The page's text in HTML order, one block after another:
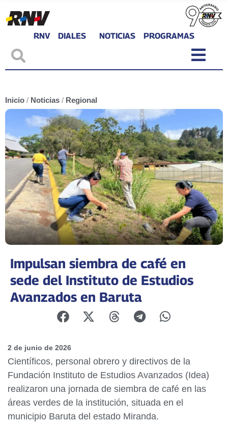
RNV DIALES NOTICIAS PROGRAMAS
Inicio / Noticias / Regional
Impulsan siembra de café en
sede del Instituto de Estudios
Avanzados en Baruta
2 de junio de 2026
Científicos, personal obrero y directivos de la
Fundación Instituto de Estudios Avanzados (Idea)
realizaron una jornada de siembra de café en las
áreas verdes de la institución, situada en el
municipio Baruta del estado Miranda.